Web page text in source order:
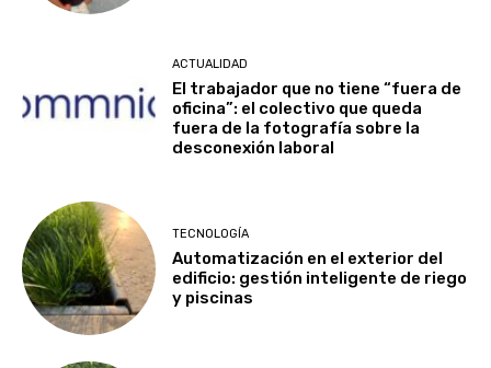
ACTUALIDAD
El trabajador que no tiene “fuera de
oficina”: el colectivo que queda
fuera de la fotografía sobre la
desconexión laboral
TECNOLOGÍA
Automatización en el exterior del
edificio: gestión inteligente de riego
y piscinas